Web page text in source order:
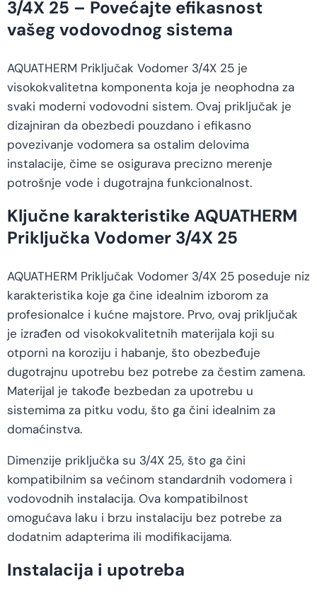
3/4X 25 – Povećajte efikasnost
vašeg vodovodnog sistema
AQUATHERM Priključak Vodomer 3/4X 25 je
visokokvalitetna komponenta koja je neophodna za
svaki moderni vodovodni sistem. Ovaj priključak je
dizajniran da obezbedi pouzdano i efikasno
povezivanje vodomera sa ostalim delovima
instalacije, čime se osigurava precizno merenje
potrošnje vode i dugotrajna funkcionalnost.
Ključne karakteristike AQUATHERM
Priključka Vodomer 3/4X 25
AQUATHERM Priključak Vodomer 3/4X 25 poseduje niz
karakteristika koje ga čine idealnim izborom za
profesionalce i kućne majstore. Prvo, ovaj priključak
je izrađen od visokokvalitetnih materijala koji su
otporni na koroziju i habanje, što obezbeđuje
dugotrajnu upotrebu bez potrebe za čestim zamena.
Materijal je takođe bezbedan za upotrebu u
sistemima za pitku vodu, što ga čini idealnim za
domaćinstva.
Dimenzije priključka su 3/4X 25, što ga čini
kompatibilnim sa većinom standardnih vodomera i
vodovodnih instalacija. Ova kompatibilnost
omogućava laku i brzu instalaciju bez potrebe za
dodatnim adapterima ili modifikacijama.
Instalacija i upotreba